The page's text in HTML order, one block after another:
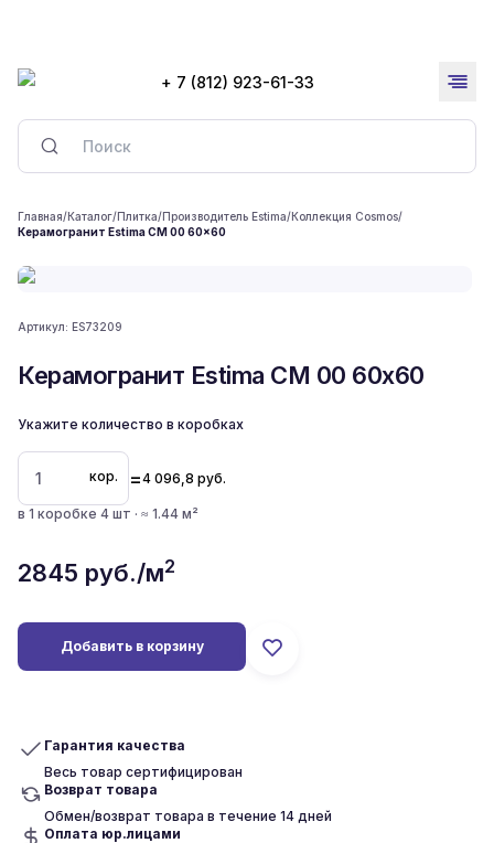
+ 7 (812) 923-61-33
Главная/Каталог/Плитка/Производитель Estima/Коллекция Cosmos/
Керамогранит Estima CM 00 60x60
Артикул: ES73209
Керамогранит Estima CM 00 60x60
Укажите количество в коробках
кор. =4 096,8 руб.
в 1 коробке 4 шт · ≈ 1.44 м²
2845 руб./м2
Добавить в корзину
Гарантия качества
Весь товар сертифицирован
Возврат товара
Обмен/возврат товара в течение 14 дней
Оплата юр.лицами